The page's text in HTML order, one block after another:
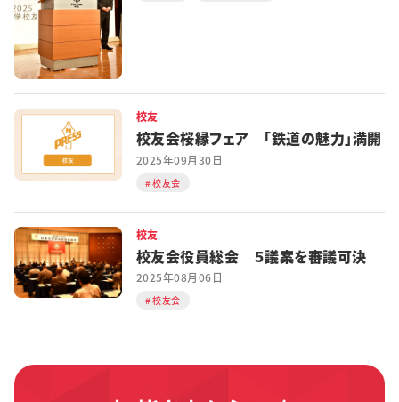
校友
校友会桜縁フェア 「鉄道の魅力」満開
2025年09月30日
校友会
校友
校友会役員総会 ５議案を審議可決
2025年08月06日
校友会